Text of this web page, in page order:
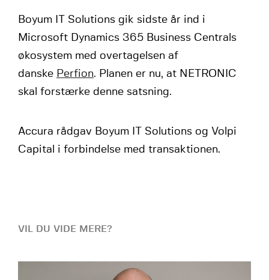
Boyum IT Solutions gik sidste år ind i
Microsoft Dynamics 365 Business Centrals
økosystem med overtagelsen af
danske Perfion. Planen er nu, at NETRONIC
skal forstærke denne satsning.
Accura rådgav Boyum IT Solutions og Volpi
Capital i forbindelse med transaktionen.
VIL DU VIDE MERE?